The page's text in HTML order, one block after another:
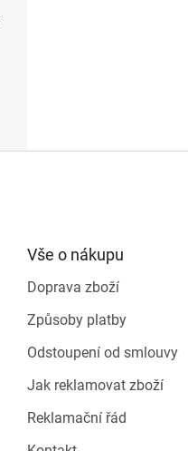
Vše o nákupu
Doprava zboží
Způsoby platby
Odstoupení od smlouvy
Jak reklamovat zboží
Reklamační řád